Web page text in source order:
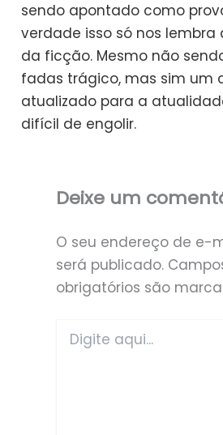
sendo apontado como
verdade isso só nos
da ficção. Mesmo não
fadas trágico, mas sim um
atualizado para a
difícil de engolir.
Deixe um
O seu endereço de e-
será publicado.
obrigatórios são
aqui...